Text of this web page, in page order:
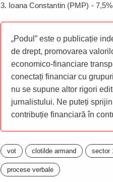
3. Ioana Constantin (PMP) - 7,5%
„Podul” este o publicație
de drept, promovarea
economico-financiare
conectați financiar cu
nu se supune altor rigori
jurnalistului. Ne puteți
contribuție financiară în
vot clotilde armand sector
procese verbale